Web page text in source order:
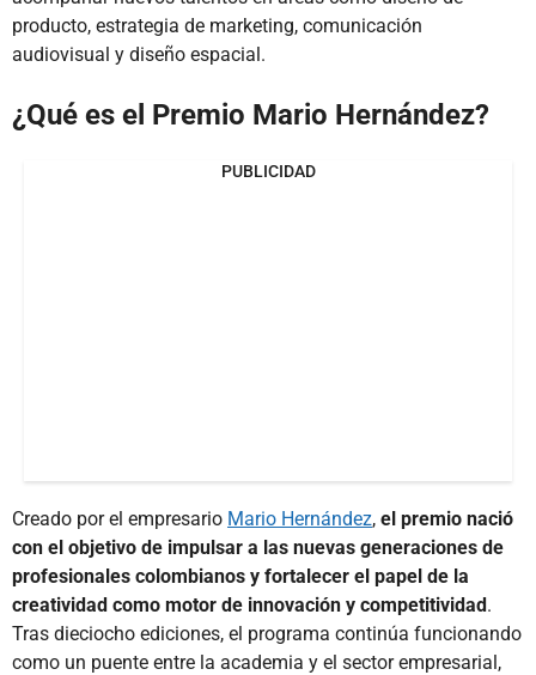
producto, estrategia de marketing, comunicación
audiovisual y diseño espacial.
¿Qué es el Premio Mario Hernández?
PUBLICIDAD
Creado por el empresario Mario Hernández, el premio nació
con el objetivo de impulsar a las nuevas generaciones de
profesionales colombianos y fortalecer el papel de la
creatividad como motor de innovación y competitividad.
Tras dieciocho ediciones, el programa continúa funcionando
como un puente entre la academia y el sector empresarial,